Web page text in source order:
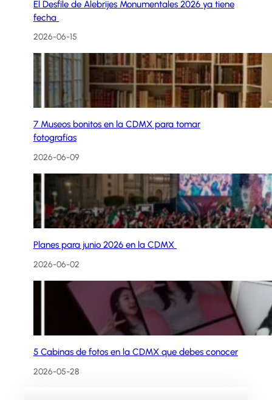
El Desfile de Alebrijes Monumentales 2026 ya tiene
fecha
2026-06-15
7 Museos bonitos en la CDMX para tomar
fotografías
2026-06-09
Planes para junio 2026 en la CDMX
2026-06-02
5 Cabinas de fotos en la CDMX que debes conocer
2026-05-28